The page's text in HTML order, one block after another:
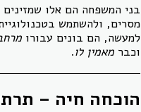
בני המשפחה הם אלו
מסרים, ולהשתמש
למעשה, הם בונים עבורו
וכבר מאמין לו.
הוכחה חיה –